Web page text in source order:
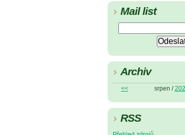
Mail list
Archiv
<< srpen /
RSS